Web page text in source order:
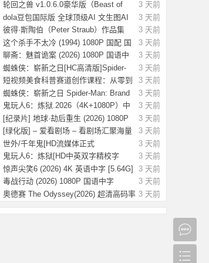
纸，海 3 天前
轮回之兽 v1.0.6.0豪华版（Beast of
Reinca
3 天前
dola豆包国际版 全球顶级AI 文生图AI
视频
3 天前
彼得·斯陶伯（Peter Straub）作品集
3 天前
这个杀手不太冷 (1994) 1080P 国配 国
语英
3 天前
聊斋：魅首诡案 (2026) 1080P 国语中
字 [1G
3 天前
蜘蛛侠：崭新之日[HC高清版]Spider-
Man.Bra
3 天前
短视频美食科普赛道创作课程：从零到
变现运
3 天前
蜘蛛侠：崭新之日 Spider-Man: Brand
New D
3 天前
鬼玩人6：炼狱.2026（4K+1080P）中
字.附系
3 天前
[纪录片] 地球·劫后重生 (2026) 1080P
英
3 天前
[绿化版] – 爱看剧场 – 看剧场汇聚海量
影
3 天前
世外/千年鬼[HD流媒体正式
版]Another.World
3 天前
鬼玩人6：炼狱[HD中英双字精校字
幕]Evil De
3 天前
惊声尖笑6 (2026) 4K 英语中字 [5.64G]
3 天前
毒战行动 (2026) 1080P 国语中字
[1.14G]
3 天前
奥德赛 The Odyssey(2026) 超清高码率